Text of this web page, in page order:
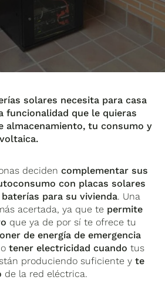
solares necesita para casa
funcionalidad que le quieras
almacenamiento, tu consumo y
decidencomplementar sus
con placas solares
para su vivienda. Una
acertada, ya que te permite
que ya de por sí te ofrece tu
de energía de emergencia
otener electricidad cuando tus
produciendo suficiente y te
de la red eléctrica.